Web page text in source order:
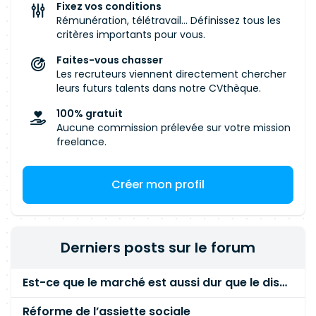
autour des axes suivants : Pilotage de projets
complexes : Vous orchestrez des projets
d'envergure, multi-acteurs et multi-phases, en
garantissant le respect des délais, des budgets
et des périmètres définis. Structuration
chantiers liés à la sécurité des infrastructures, à
la protection des données et à la gestion des
les instances de pilotage (COPIL, COMOP, COSSI,
COTECH, CAB) à destination des directions DSI
et RSSI. Vous assurez un reporting
Gestion des risques : Vous pilotez les plans de
remédiation post-audits et tests d'intrusion.
(registres de risques, notes d'arbitrage, etc.).
Pilotage de prestataires : Vous challengez
Fixez vos conditions
Rémunération, télétravail... Définissez tous les
critères importants pour vous.
Faites-vous chasser
Les recruteurs viennent directement chercher
leurs futurs talents dans notre CVthèque.
100% gratuit
Aucune commission prélevée sur votre mission
freelance.
Créer mon profil
Derniers posts sur le forum
Est-ce que le marché est aussi dur que le disent les commerciaux ?
Réforme de l’assiette sociale